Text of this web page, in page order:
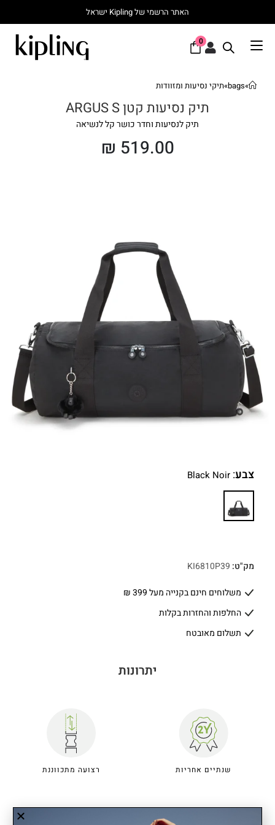
האתר הרשמי של Kipling ישראל
0
»
bags
»תיקי נסיעות ומזוודות
תיק נסיעות קטן ARGUS S
תיק לנסיעות וחדר כושר קל לנשיאה
₪ 519.00
צבע:
Black Noir
מק"ט: KI6810P39
משלוחים חינם בקנייה מעל 399 ₪
החלפות והחזרות בקלות
תשלום מאובטח
יתרונות
שנתיים אחריות רצועה מתכווננת